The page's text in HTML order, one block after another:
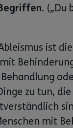
. („Du
ist
zu tun,
mit